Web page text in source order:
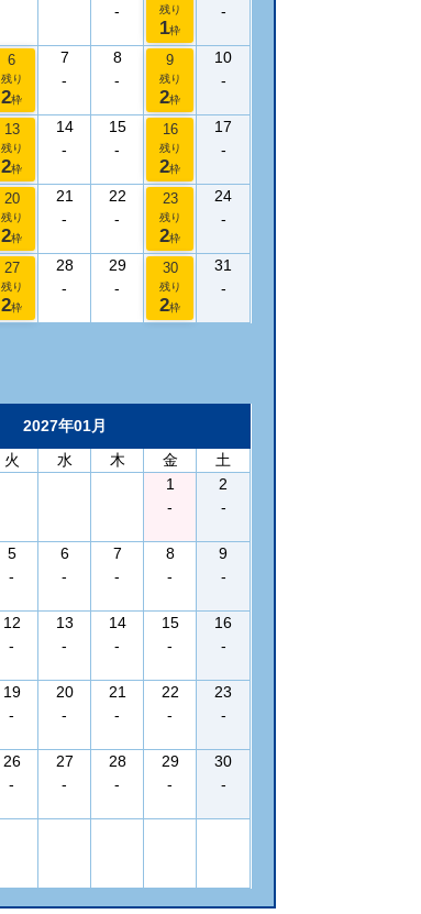
-
残り
1枠
-
6
残り
2枠
7
-
8
-
9
残り
2枠
10
-
13
残り
2枠
14
-
15
-
16
残り
2枠
17
-
20
残り
2枠
21
-
22
-
23
残り
2枠
24
-
27
残り
2枠
28
-
29
-
30
残り
2枠
31
-
2027年01月
火 水 木 金
土
1
-
2
-
5
-
6
-
7
-
8
-
9
-
12
-
13
-
14
-
15
-
16
-
19
-
20
-
21
-
22
-
23
-
26
-
27
-
28
-
29
-
30
-